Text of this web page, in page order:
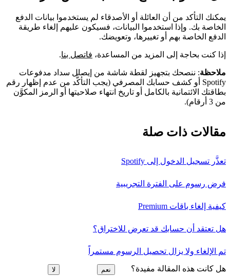
يمكنك التأكد من أن العائلة أو الأصدقاء لم يستخدموا بيانات الدفع
الخاصة بك. وإذا استخدموا البيانات، فسيكون عليهم إلغاء طريقة
الدفع الخاصة بهم أو تغييرها، وتعويضك.
إذا كنت بحاجة إلى المزيد من المساعدة، فاتصل بنا.
ملاحظة: ننصحك بتجهيز لقطة شاشة من إيصال سداد مدفوعات
Spotify أو كشف حسابك المصرفي (يجب التأكُّد من عدم إظهار رقم
بطاقتك الائتمانية بالكامل أو تاريخ انتهاء صلاحيتها أو الرمز المكوَّن
من 3 أرقام).
مقالات ذات صلة
تعذَّر تسجيل الدخول إلى Spotify
فرض رسوم على الفترة التجريبية
كيفية إلغاء باقات Premium
هل تعتقد أن حسابك قد تعرض للاختراق؟
تم الإلغاء ولا يزال تحصيل الرسوم مستمراً
هل كانت هذه المقالة مفيدة؟ نعم لا